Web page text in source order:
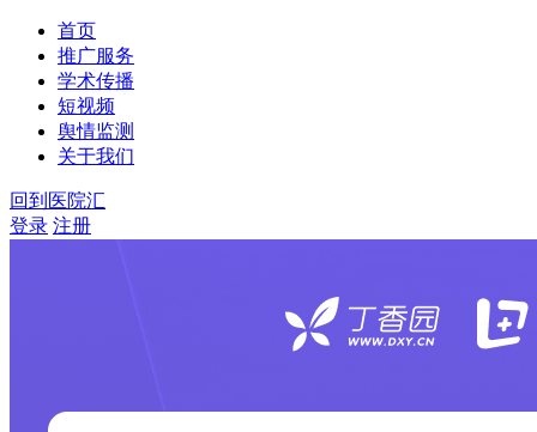
首页
推广服务
学术传播
短视频
舆情监测
关于我们
回到医院汇
登录 注册